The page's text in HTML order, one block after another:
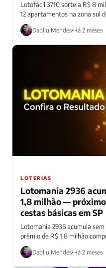
Lotofácil 3710 sorteia R$ 8
12 apartamentos na zona sul
Dabliu Mendes Há 2 meses
LOTERIAS
Lotomania 2936
1,8 milhão —
cestas básicas em SP
Lotomania 2936 acumula
prêmio de R$ 1,8 milhão
Dabliu Mendes Há 2 meses